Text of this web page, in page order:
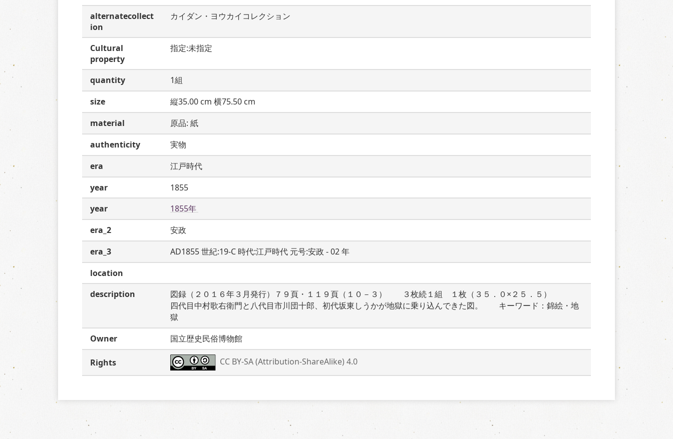
alternatecollect
ion
カイダン・ヨウカイコレクション
Cultural
property
指定:未指定
quantity
1組
size
縦35.00 cm 横75.50 cm
material
原品: 紙
authenticity
実物
era
江戸時代
year
1855
year
1855年
era_2
安政
era_3
AD1855 世紀:19-C 時代:江戸時代 元号:安政 - 02 年
location
description
図録（２０１６年３月発行）７９頁・１１９頁（１０－３）　　３枚続１組　１枚（３５．０×２５．５）
四代目中村歌右衛門と八代目市川団十郎、初代坂東しうかが地獄に乗り込んできた図。　　キーワード：錦絵・地
獄
Owner
国立歴史民俗博物館
Rights CC BY-SA (Attribution-ShareAlike) 4.0